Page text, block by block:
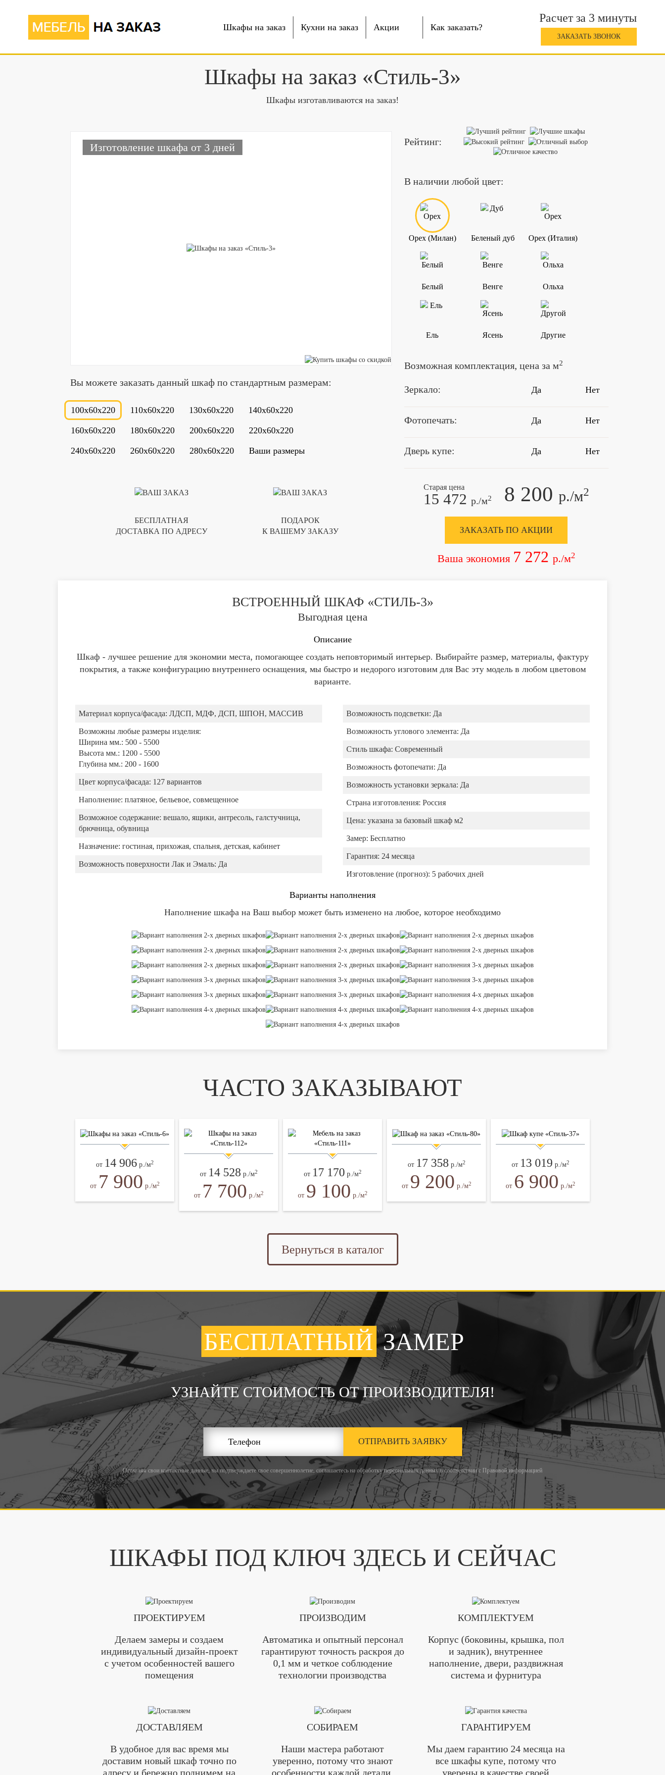
Шкафы на заказ Кухни на заказ Акции Как заказать?
Расчет за 3 минуты
ЗАКАЗАТЬ ЗВОНОК
Шкафы на заказ «Стиль-3»
Шкафы изготавливаются на заказ!
Изготовление шкафа от 3 дней
Вы можете заказать данный шкаф по стандартным размерам:
100x60x220 110x60x220 130x60x220 140x60x220
160x60x220 180x60x220 200x60x220 220x60x220
240x60x220 260x60x220 280x60x220 Ваши размеры
БЕСПЛАТНАЯ
ДОСТАВКА ПО АДРЕСУ
ПОДАРОК
К ВАШЕМУ ЗАКАЗУ
Рейтинг:
В наличии любой цвет:
Орех (Милан) Беленый дуб Орех (Италия)
Белый Венге Ольха
Ель Ясень Другие
Возможная комплектация, цена за м2
Зеркало: Да Нет
Фотопечать: Да Нет
Дверь купе: Да Нет
Старая цена
15 472 р./м2 8 200 р./м2
ЗАКАЗАТЬ ПО АКЦИИ
Ваша экономия 7 272 р./м2
ВСТРОЕННЫЙ ШКАФ «СТИЛЬ-3»
Выгодная цена
Описание
Шкаф - лучшее решение для экономии места, помогающее создать неповторимый интерьер. Выбирайте размер, материалы, фактуру
покрытия, а также конфигурацию внутреннего оснащения, мы быстро и недорого изготовим для Вас эту модель в любом цветовом
варианте.
Материал корпуса/фасада: ЛДСП, МДФ, ДСП, ШПОН, МАССИВ
Возможны любые размеры изделия:
Ширина мм.: 500 - 5500
Высота мм.: 1200 - 5500
Глубина мм.: 200 - 1600
Цвет корпуса/фасада: 127 вариантов
Наполнение: платяное, бельевое, совмещенное
Возможное содержание: вешало, ящики, антресоль, галстучница,
брючница, обувница
Назначение: гостиная, прихожая, спальня, детская, кабинет
Возможность поверхности Лак и Эмаль: Да
Возможность подсветки: Да
Возможность углового элемента: Да
Стиль шкафа: Современный
Возможность фотопечати: Да
Возможность установки зеркала: Да
Страна изготовления: Россия
Цена: указана за базовый шкаф м2
Замер: Бесплатно
Гарантия: 24 месяца
Изготовление (прогноз): 5 рабочих дней
Варианты наполнения
Наполнение шкафа на Ваш выбор может быть изменено на любое, которое необходимо
ЧАСТО ЗАКАЗЫВАЮТ
от 14 906р./м2
от 7 900 р./м2
от 14 528 р./м2
от 7 700 р./м2
от 17 170 р./м2
от 9 100 р./м2
от 17 358 р./м2
от 9 200 р./м2
от 13 019 р./м2
от 6 900 р./м2
Вернуться в каталог
БЕСПЛАТНЫЙЗАМЕР
УЗНАЙТЕ СТОИМОСТЬ ОТ ПРОИЗВОДИТЕЛЯ!
ОТПРАВИТЬ ЗАЯВКУ
Оставляя свои контактные данные, вы подтверждаете свое совершеннолетие, соглашаетесь на обработку персональных данных в соответствии с Правовой информацией
ШКАФЫ ПОД КЛЮЧ ЗДЕСЬ И СЕЙЧАС
ПРОЕКТИРУЕМ
Делаем замеры и создаем
индивидуальный дизайн-проект
с учетом особенностей вашего
помещения
ПРОИЗВОДИМ
Автоматика и опытный персонал
гарантируют точность раскроя до
0,1 мм и четкое соблюдение
технологии производства
КОМПЛЕКТУЕМ
Корпус (боковины, крышка, пол
и задник), внутреннее
наполнение, двери, раздвижная
система и фурнитура
ДОСТАВЛЯЕМ
В удобное для вас время мы
доставим новый шкаф точно по
адресу и бережно поднимем на
СОБИРАЕМ
Наши мастера работают
уверенно, потому что знают
особенности каждой детали,
ГАРАНТИРУЕМ
Мы даем гарантию 24 месяца на
все шкафы купе, потому что
уверены в качестве своей